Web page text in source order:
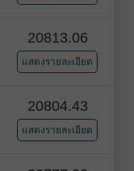
20813.06
แสดงรายละเอียด
20804.43
แสดงรายละเอียด